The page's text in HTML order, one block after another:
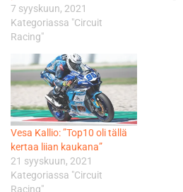
7 syyskuun, 2021
Kategoriassa "Circuit
Racing"
Vesa Kallio: ”Top10 oli tällä
kertaa liian kaukana”
21 syyskuun, 2021
Kategoriassa "Circuit
Racing"